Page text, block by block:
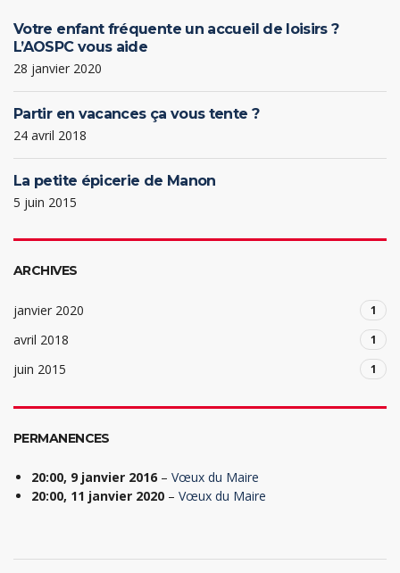
Votre enfant fréquente un accueil de loisirs ?
L’AOSPC vous aide
28 janvier 2020
Partir en vacances ça vous tente ?
24 avril 2018
La petite épicerie de Manon
5 juin 2015
ARCHIVES
janvier 2020 1
avril 2018 1
juin 2015 1
PERMANENCES
20:00, 9 janvier 2016 – Vœux du Maire
20:00, 11 janvier 2020 – Vœux du Maire